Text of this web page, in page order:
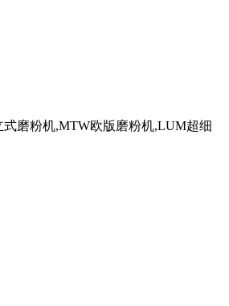
磨粉机,MTW欧版磨粉机,LUM超细